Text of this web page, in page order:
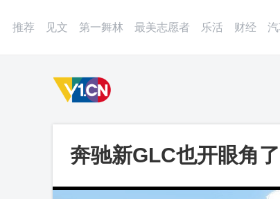
推荐 见文 第一舞林 最美志愿者 乐活 财经
奔驰新GLC也开眼角